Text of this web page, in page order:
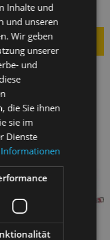
16,10€
Inhalte und
und unseren
Wir geben
unserer
und
die Sie ihnen
sie im
Dienste